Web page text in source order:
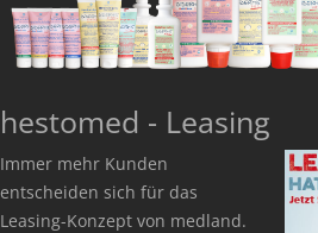
hestomed - Leasing
Immer mehr Kunden
entscheiden sich für das
Leasing-Konzept von medland.